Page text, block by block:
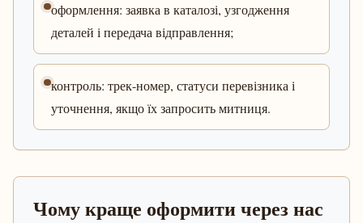
оформлення: заявка в каталозі, узгодження
деталей і передача відправлення;
контроль: трек-номер, статуси перевізника і
уточнення, якщо їх запросить митниця.
Чому краще оформити через нас